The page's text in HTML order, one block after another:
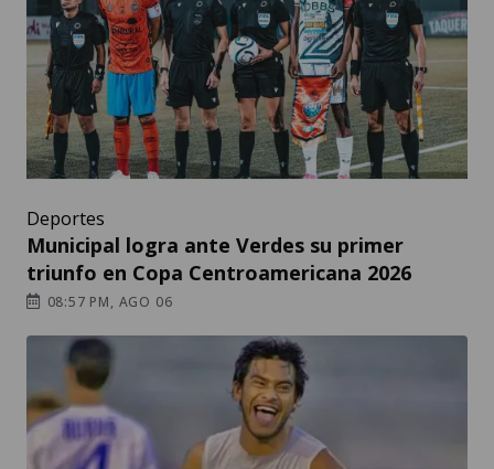
Deportes
Municipal logra ante Verdes su primer
triunfo en Copa Centroamericana 2026
08:57 PM, AGO 06